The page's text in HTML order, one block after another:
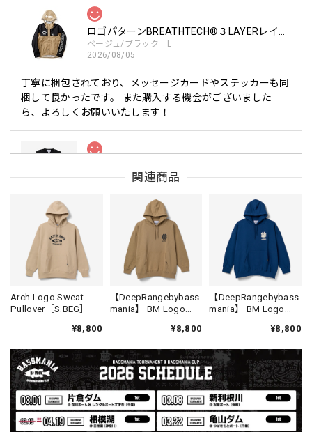
ベージュ/ブラック L
2026/08/05
丁寧に梱包されており、メッセージカードやステッカーも同
梱して良かったです。 また購入する機会がございました
ら、よろしくお願いいたします！
ブラック L
【Double.H】MIR
Daeun / BlackSilver
2026/07/31
MIR届きました。発送まで迅速に対応して頂きありがとうご
ざいました。
【Seamania】Uv Rush Cool Logo Zip Parka［BLK］［LIMITED］
ブラック L
2026/07/30
発送も早く着心地最高！！！！ セットアップで短パンも買
関連商品
Arch Logo Sweat
Pullover［S.BEG］
¥8,800
【DeepRangebybass
mania】 BM Logo
¥8,800
【DeepRangebybass
mania】 BM Logo
¥8,800